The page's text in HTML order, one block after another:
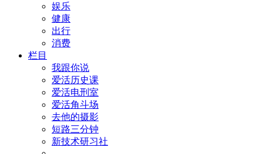
娱乐
健康
出行
消费
栏目
我跟你说
爱活历史课
爱活电刑室
爱活角斗场
去他的摄影
短路三分钟
新技术研习社